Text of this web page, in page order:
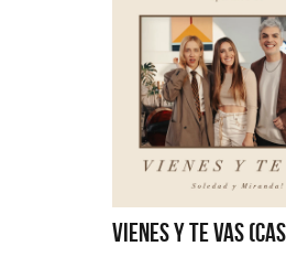
VIENES Y TE VAS